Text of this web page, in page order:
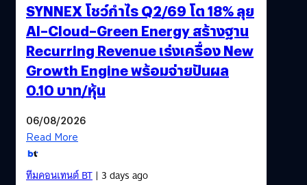
SYNNEX โชว์กำไร Q2/69 โต 18% ลุย
AI–Cloud–Green Energy สร้างฐาน
Recurring Revenue เร่งเครื่อง New
Growth Engine พร้อมจ่ายปันผล
0.10 บาท/หุ้น
06/08/2026
Read More
ทีมคอนเทนต์ BT| 3 days ago